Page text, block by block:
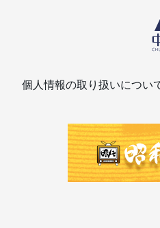
個人情報の取り扱いについ